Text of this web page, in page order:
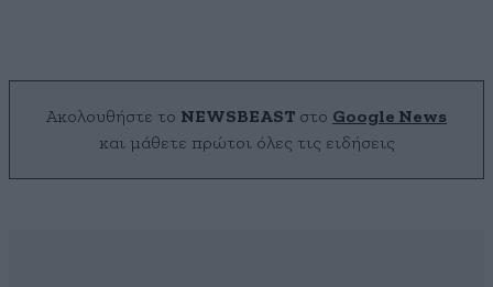
Ακολουθήστε το NEWSBEAST στο Google News
και μάθετε πρώτοι όλες τις ειδήσεις